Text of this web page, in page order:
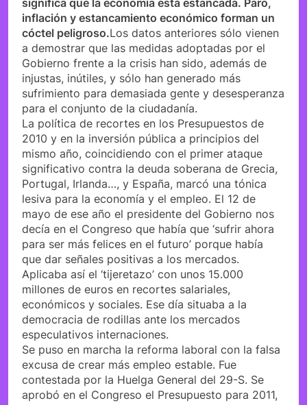
inflación y estancamiento económico forman un
cóctel peligroso.Los datos anteriores sólo vienen
a demostrar que las medidas adoptadas por el
Gobierno frente a la crisis han sido, además de
injustas, inútiles, y sólo han generado más
sufrimiento para demasiada gente y desesperanza
para el conjunto de la ciudadanía.
La política de recortes en los Presupuestos de
2010 y en la inversión pública a principios del
mismo año, coincidiendo con el primer ataque
significativo contra la deuda soberana de Grecia,
Portugal, Irlanda…, y España, marcó una tónica
lesiva para la economía y el empleo. El 12 de
mayo de ese año el presidente del Gobierno nos
decía en el Congreso que había que ‘sufrir ahora
para ser más felices en el futuro’ porque había
que dar señales positivas a los mercados.
Aplicaba así el ‘tijeretazo’ con unos 15.000
millones de euros en recortes salariales,
económicos y sociales. Ese día situaba a la
democracia de rodillas ante los mercados
especulativos internaciones.
Se puso en marcha la reforma laboral con la falsa
excusa de crear más empleo estable. Fue
contestada por la Huelga General del 29-S. Se
aprobó en el Congreso el Presupuesto para 2011,